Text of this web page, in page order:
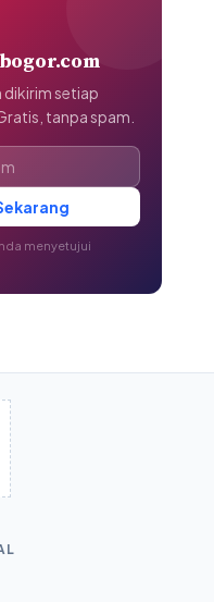
dikirim setiap
tanpa spam.
menyetujui